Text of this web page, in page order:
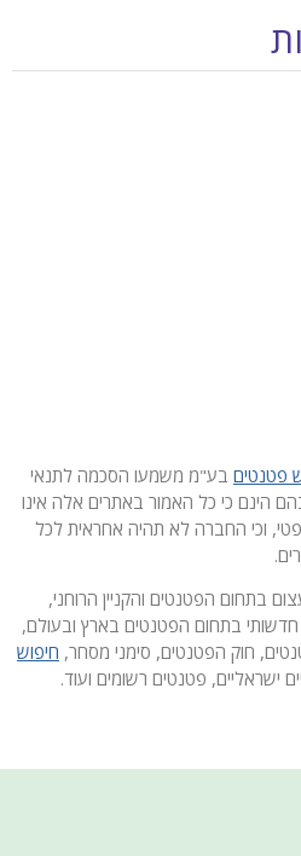
פטנטים בע"מ משמעו הסכמה לתנאי
הינם כי כל האמור באתרים אלה אינו
וכי החברה לא תהיה אחראית לכל
בתחום הפטנטים והקניין הרוחני,
בתחום הפטנטים בארץ ובעולם,
חוק הפטנטים, סימני מסחר, חיפוש
ישראליים, פטנטים רשומים ועוד.